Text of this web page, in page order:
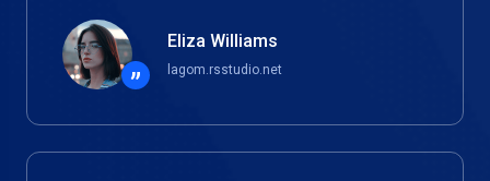
”
Eliza Williams
lagom.rsstudio.net